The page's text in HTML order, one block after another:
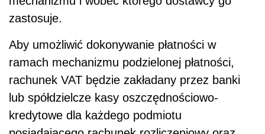
zastosuje.
Aby umożliwić dokonywanie płatności w
ramach mechanizmu podzielonej płatności,
rachunek VAT będzie zakładany przez banki
lub spółdzielcze kasy oszczędnościowo-
kredytowe dla każdego podmiotu